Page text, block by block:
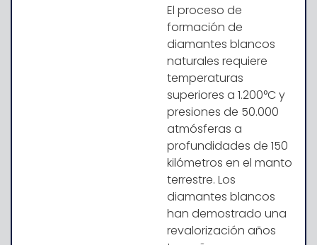
El proceso de
formación de
diamantes blancos
naturales requiere
temperaturas
superiores a 1.200°C y
presiones de 50.000
atmósferas a
profundidades de 150
kilómetros en el manto
terrestre. Los
diamantes blancos
han demostrado una
revalorización años